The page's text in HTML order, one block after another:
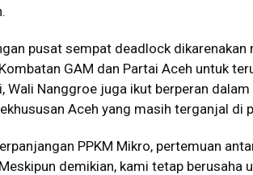
pusat sempat deadlock dikarenakan
GAM dan Partai Aceh untuk
Wali Nanggroe juga ikut berperan
Aceh yang masih terganjal di
PPKM Mikro, pertemuan
demikian, kami tetap berusaha